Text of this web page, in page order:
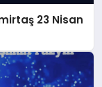
23 Nisan